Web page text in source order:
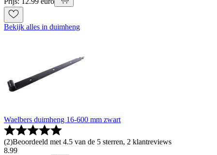
Bekijk alles in duimheng
Waelbers duimheng 16-600 mm zwart
(2)Beoordeeld met 4.5 van de 5 sterren, 2 klantreviews
8.99